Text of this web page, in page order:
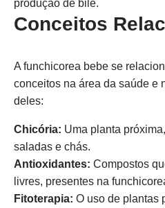
produção de bile.
Conceitos
A funchicorea bebe se
conceitos na área da saúde e
deles:
Chicória: Uma planta
saladas e chás.
Antioxidantes: Compostos
livres, presentes na
Fitoterapia: O uso de plantas